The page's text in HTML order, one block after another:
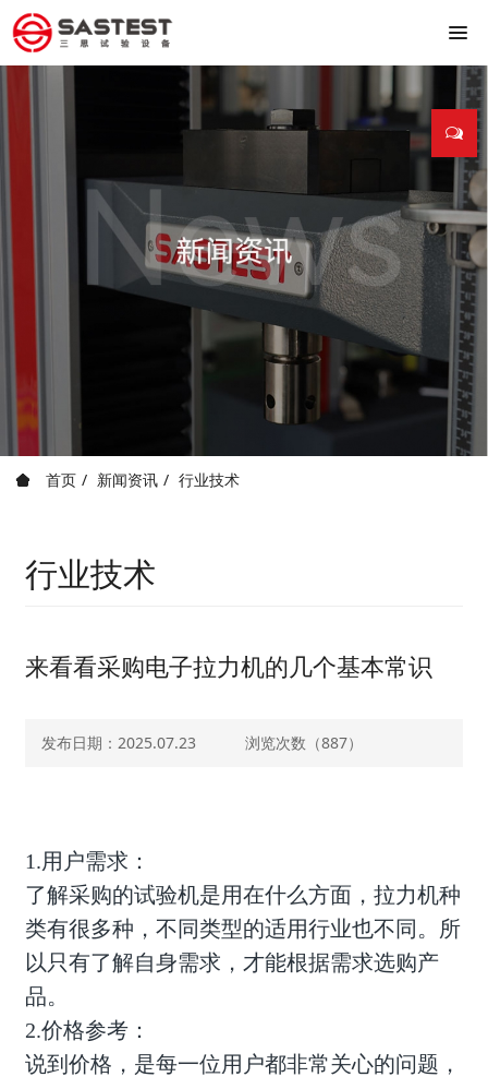
首页 新闻资讯 行业技术
行业技术
来看看采购电子拉力机的几个基本常识
发布日期：2025.07.23 浏览次数（887）
1.用户需求：
了解采购的试验机是用在什么方面，拉力机种
类有很多种，不同类型的适用行业也不同。所
以只有了解自身需求，才能根据需求选购产
品。
2.价格参考：
说到价格，是每一位用户都非常关心的问题，